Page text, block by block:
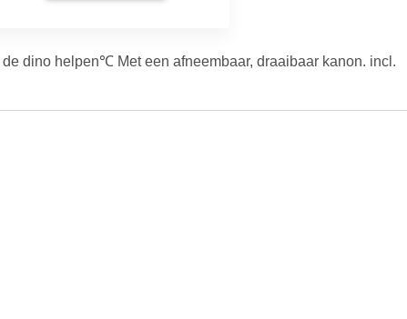
dino helpen℃ Met een afneembaar, draaibaar kanon. incl. 2